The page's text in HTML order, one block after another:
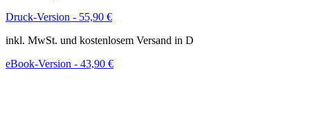
Druck-Version - 55,90 €
inkl. MwSt. und kostenlosem Versand in D
eBook-Version - 43,90 €